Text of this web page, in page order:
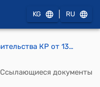
KG RU
Постановление Правительства КР от 13 декабря 2007 года № 584 "О прямых аэропортовых сборах в международных аэропортах "Манас" и "Ош"
Ссылающиеся документы